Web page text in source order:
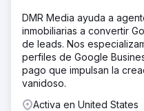
DMR Media ayuda a
inmobiliarias a convertir
de leads. Nos
perfiles de Google
pago que impulsan la
vanidoso.
Activa en United States